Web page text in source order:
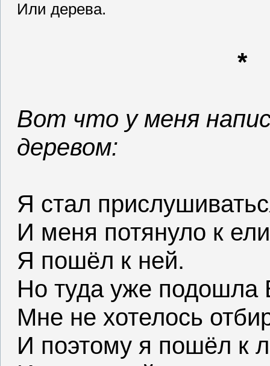
Или дерева.
*
Вот что у меня
деревом:
Я стал
И меня потянуло к
Я пошёл к ней.
Но туда уже подошла
Мне не хотелось
И поэтому я пошёл к